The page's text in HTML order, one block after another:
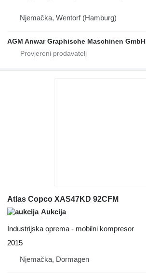
Njemačka, Wentorf (Hamburg)
AGM Anwar Graphische Maschinen GmbH
Atlas Copco XAS47KD 92CFM
Aukcija
Industrijska oprema - mobilni kompresor
2015
Njemačka, Dormagen